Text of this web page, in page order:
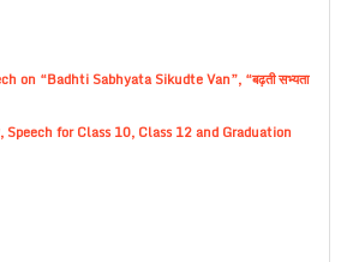
on “Badhti Sabhyata Sikudte Van”, “बढ़ती सभ्यता
Speech for Class 10, Class 12 and Graduation